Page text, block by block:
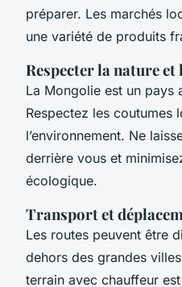
préparer. Les marchés
une variété de produits
Respecter la nature
La Mongolie est un pays
Respectez les coutumes
l’environnement. Ne
derrière vous et
écologique.
Transport et
Les routes peuvent être
dehors des grandes
terrain avec chauffeur